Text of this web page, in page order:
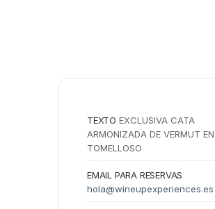
TEXTO EXCLUSIVA CATA
ARMONIZADA DE VERMUT EN
TOMELLOSO
EMAIL PARA RESERVAS
hola@wineupexperiences.es